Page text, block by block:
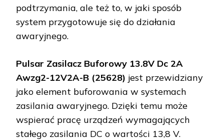
podtrzymania, ale też to, w jaki sposób
system przygotowuje się do działania
awaryjnego.
Pulsar Zasilacz Buforowy 13.8V Dc 2A
Awzg2-12V2A-B (25628) jest przewidziany
jako element buforowania w systemach
zasilania awaryjnego. Dzięki temu może
wspierać pracę urządzeń wymagających
stałego zasilania DC o wartości 13,8 V.